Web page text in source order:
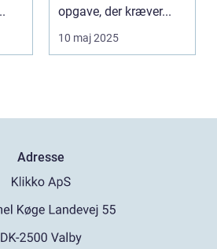
opgave, der kræver...
10 maj 2025
Adresse